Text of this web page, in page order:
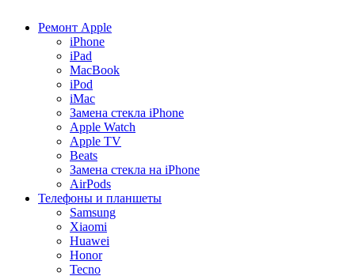
Ремонт Apple
iPhone
iPad
MacBook
iPod
iMac
Замена стекла iPhone
Apple Watch
Apple TV
Beats
Замена стекла на iPhone
AirPods
Телефоны и планшеты
Samsung
Xiaomi
Huawei
Honor
Tecno